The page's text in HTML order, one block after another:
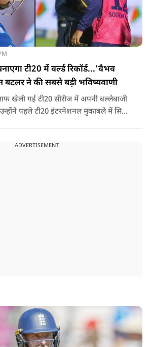
टी20 में वर्ल्ड रिकॉर्ड...'वैभव
बटलर ने की सबसे बड़ी भविष्यवाणी
खेली गई टी20 सीरीज में अपनी बल्लेबाजी
पहले टी20 इंटरनेशनल मुकाबले में सिर्फ
ADVERTISEMENT